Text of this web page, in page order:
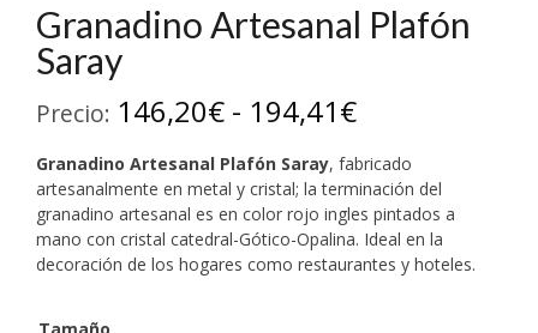
Granadino Artesanal Plafón
Saray
Precio: 146,20€ - 194,41€Rango
de
precios:
desde
146,20€
Granadino Artesanal Plafón Saray, fabricado
artesanalmente en metal y cristal; la terminación del
granadino artesanal es en color rojo ingles pintados a
mano con cristal catedral-Gótico-Opalina. Ideal en la
decoración de los hogares como restaurantes y hoteles.